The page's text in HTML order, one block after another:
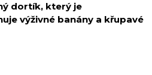
dortík, který je
výživné banány a křupavé